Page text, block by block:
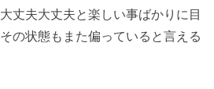
丈夫大丈夫と楽しい事ばかりに目
の状態もまた偏っていると言える